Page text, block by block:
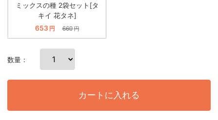
ミックスの種 2袋セット[タ
キイ 花タネ]
653 円 660円
数量：
カートに入れる